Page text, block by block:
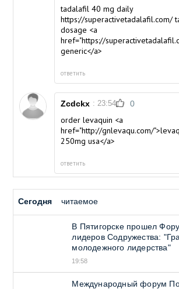
tadalafil 40 mg daily
https://superactivetadalafil.com/
dosage <a
href="https://
generic</a>
ответить
Zcdckx : 23:54 0
order levaquin <a
href="http://gnlevaqu.com/
250mg usa</a>
ответить
Сегодня читаемое
В Пятигорске прошел
лидеров Содружества:
молодежного лидерства"
19:58
Международный форум